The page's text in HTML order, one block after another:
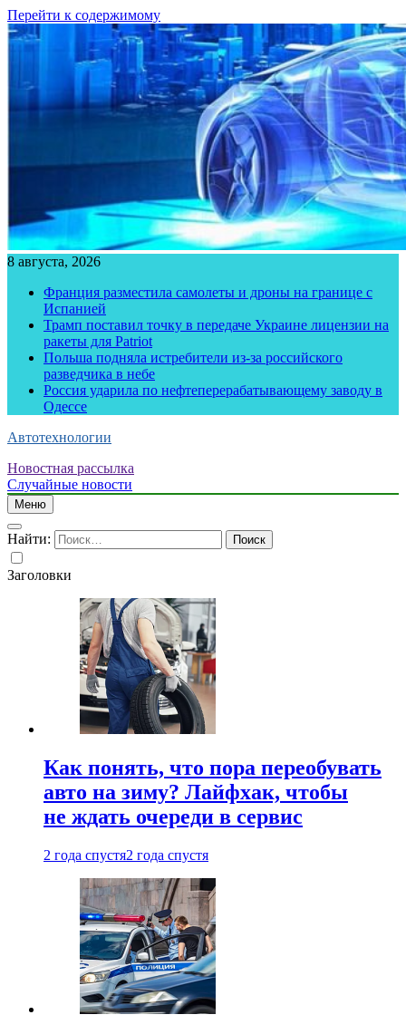
Перейти к содержимому
8 августа, 2026
Франция разместила самолеты и дроны на границе с
Испанией
Трамп поставил точку в передаче Украине лицензии на
ракеты для Patriot
Польша подняла истребители из-за российского
разведчика в небе
Россия ударила по нефтеперерабатывающему заводу в
Одессе
Автотехнологии
Новостная рассылка
Случайные новости
Меню
Найти:
Заголовки
Как понять, что пора переобувать
авто на зиму? Лайфхак, чтобы
не ждать очереди в сервис
2 года спустя2 года спустя